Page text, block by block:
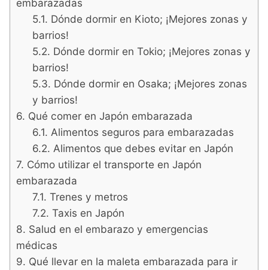
Dónde dormir en Kioto; ¡Mejores zonas y
barrios!
Dónde dormir en Tokio; ¡Mejores zonas y
barrios!
Dónde dormir en Osaka; ¡Mejores zonas
y barrios!
Qué comer en Japón embarazada
Alimentos seguros para embarazadas
Alimentos que debes evitar en Japón
Cómo utilizar el transporte en Japón
embarazada
Trenes y metros
Taxis en Japón
Salud en el embarazo y emergencias
médicas
Qué llevar en la maleta embarazada para ir